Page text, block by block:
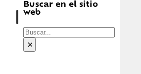
Buscar en el sitio
web
Buscar
×